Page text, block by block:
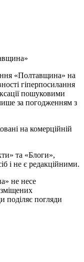
«Полтавщина» на
гіперпосилання
пошуковими
за погодженням з
на комерційній
та «Блоги»,
і не є редакційними.
не несе
поділяє погляди